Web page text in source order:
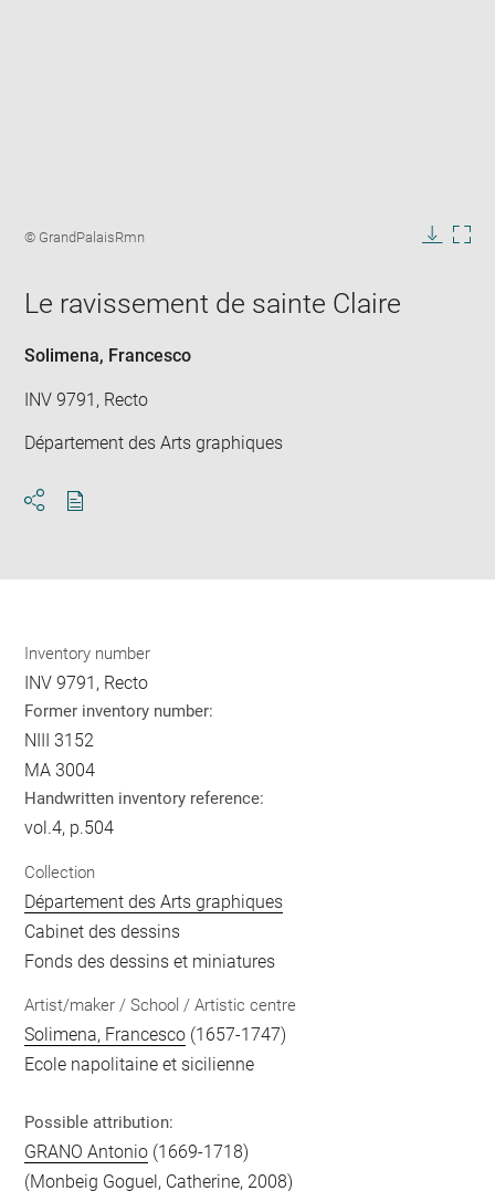
window
Image
© GrandPalaisRmn
Le ravissement de sainte Claire
Solimena, Francesco
INV 9791, Recto
Département des Arts graphiques
Inventory number
INV 9791, Recto
Former inventory number:
NIII 3152
MA 3004
Handwritten inventory reference:
vol.4, p.504
Collection
Département des Arts graphiques
Cabinet des dessins
Fonds des dessins et miniatures
Artist/maker / School / Artistic centre
Solimena, Francesco (1657-1747)
Ecole napolitaine et sicilienne
Possible attribution:
GRANO Antonio (1669-1718)
(Monbeig Goguel, Catherine, 2008)